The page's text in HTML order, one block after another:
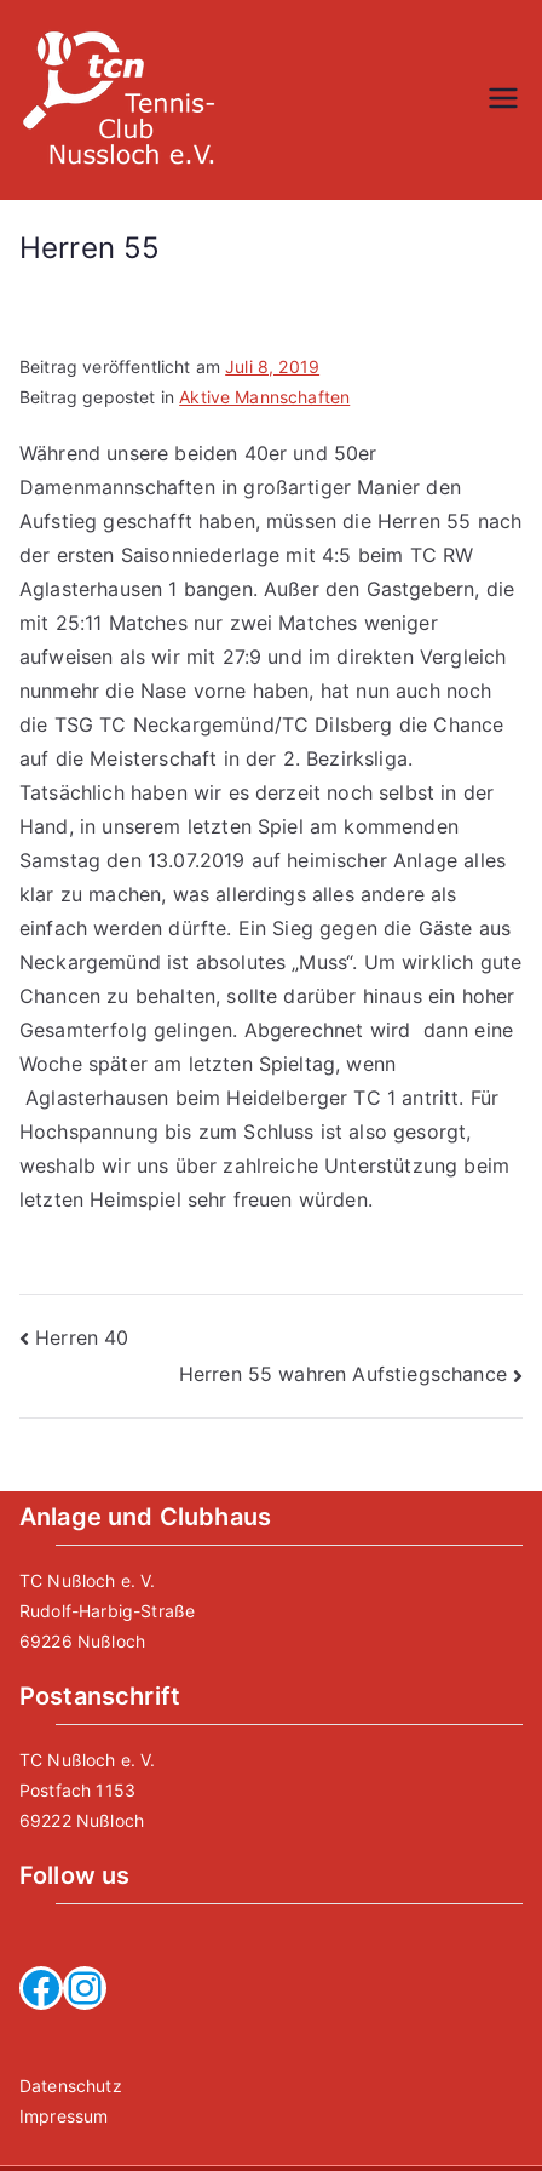
Inhalt
springen
Herren 55
Beitrag veröffentlicht amJuli 8, 2019
Beitrag gepostet inAktive Mannschaften
Während unsere beiden 40er und 50er
Damenmannschaften in großartiger Manier den
Aufstieg geschafft haben, müssen die Herren 55 nach
der ersten Saisonniederlage mit 4:5 beim TC RW
Aglasterhausen 1 bangen. Außer den Gastgebern, die
mit 25:11 Matches nur zwei Matches weniger
aufweisen als wir mit 27:9 und im direkten Vergleich
nunmehr die Nase vorne haben, hat nun auch noch
die TSG TC Neckargemünd/TC Dilsberg die Chance
auf die Meisterschaft in der 2. Bezirksliga.
Tatsächlich haben wir es derzeit noch selbst in der
Hand, in unserem letzten Spiel am kommenden
Samstag den 13.07.2019 auf heimischer Anlage alles
klar zu machen, was allerdings alles andere als
einfach werden dürfte. Ein Sieg gegen die Gäste aus
Neckargemünd ist absolutes „Muss“. Um wirklich gute
Chancen zu behalten, sollte darüber hinaus ein hoher
Gesamterfolg gelingen. Abgerechnet wird dann eine
Woche später am letzten Spieltag, wenn
Aglasterhausen beim Heidelberger TC 1 antritt. Für
Hochspannung bis zum Schluss ist also gesorgt,
weshalb wir uns über zahlreiche Unterstützung beim
letzten Heimspiel sehr freuen würden.
Beitragsnavigation
Herren 40
Herren 55 wahren Aufstiegschance
Anlage und Clubhaus
TC Nußloch e. V.
Rudolf-Harbig-Straße
69226 Nußloch
Postanschrift
TC Nußloch e. V.
Postfach 1153
69222 Nußloch
Follow us
Facebook
Instagram
Datenschutz
Impressum